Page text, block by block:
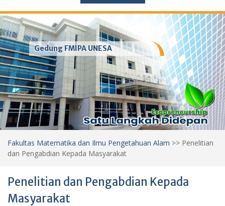
Gedung FMIPA UNESA
Fakultas Matematika dan Ilmu Pengetahuan Alam >> Penelitian
dan Pengabdian Kepada Masyarakat
Penelitian dan Pengabdian Kepada
Masyarakat